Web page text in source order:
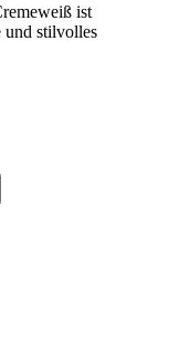
ist
und stilvolles